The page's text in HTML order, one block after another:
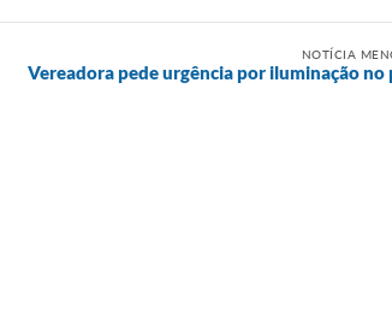
NOTÍCIA
Vereadora pede urgência por iluminação